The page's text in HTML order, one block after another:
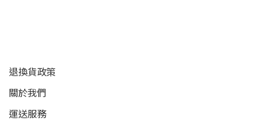
退換貨政策
關於我們
運送服務